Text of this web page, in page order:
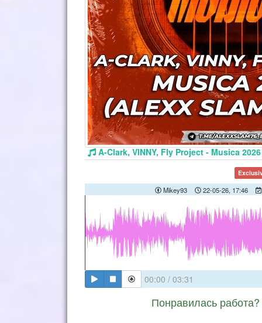
A-Clark, VINNY, Fly Project - Musica
Mikey93 22-05-26, 17:46
00:00 / 03:31
Понравилась